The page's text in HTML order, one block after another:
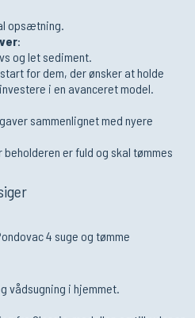
opsætning.
:
og let sediment.
for dem, der ønsker at holde
i en avanceret model.
sammenlignet med nyere
er fuld og skal tømmes
4 suge og tømme
vådsugning i hjemmet.